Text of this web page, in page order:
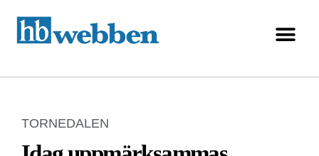
TORNEDALEN